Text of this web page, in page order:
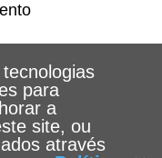
para
a
site, ou
através